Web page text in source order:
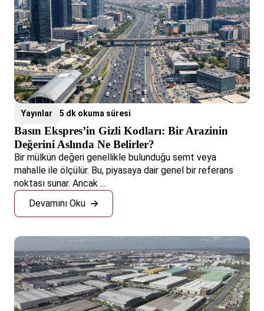
Yayınlar 5 dk okuma süresi
Basın Ekspres’in Gizli Kodları: Bir Arazinin
Değerini Aslında Ne Belirler?
Bir mülkün değeri genellikle bulunduğu semt veya
mahalle ile ölçülür. Bu, piyasaya dair genel bir referans
noktası sunar. Ancak ...
Devamını Oku